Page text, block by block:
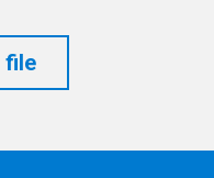
file